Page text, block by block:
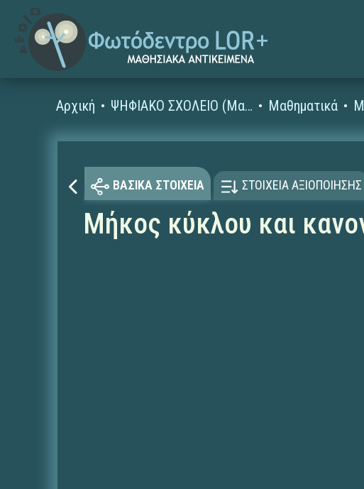
Αρχική ΨΗΦΙΑΚΟ ΣΧΟΛΕΙΟ (Μαθησιακά Αντικείμενα) Μαθηματικά
ΒΑΣΙΚΑ ΣΤΟΙΧΕΙΑ ΣΤΟΙΧΕΙΑ ΑΞΙΟΠΟΙΗΣΗΣ
Μήκος κύκλου και